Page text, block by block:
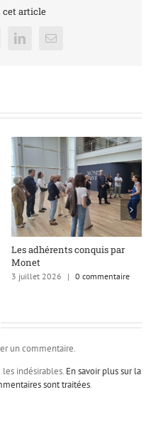
cet article
LinkedInEmail
Les adhérents conquis par
Monet
3 juillet 2026 | 0 commentaire
un commentaire.
indésirables. En savoir plus sur la
sont traitées.